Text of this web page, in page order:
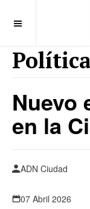
Política
Nuevo
en la
ADN Ciudad
07 Abril 2026